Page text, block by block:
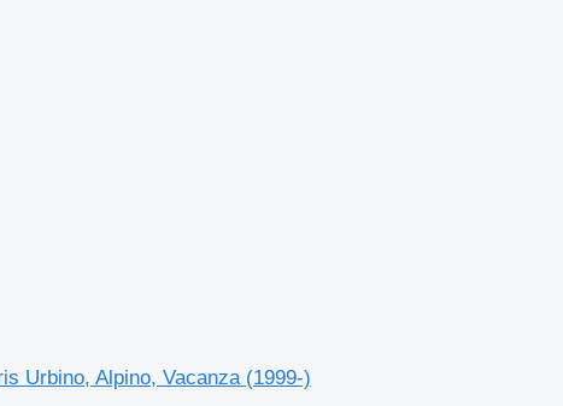
Urbino, Alpino, Vacanza (1999-)